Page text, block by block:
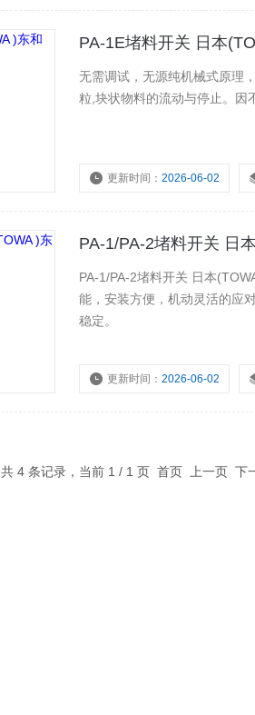
PA-1E堵料开关 日本
无需调试，无源纯机械式原理
粒,块状物料的流动与停止。因
更新时间：2026-06-02
PA-1/PA-2堵料开关 日
PA-1/PA-2堵料开关 日本
能，安装方便，机动灵活的应
稳定。
更新时间：2026-06-02
共 4 条记录，当前 1 / 1 页 首页 上一页 下